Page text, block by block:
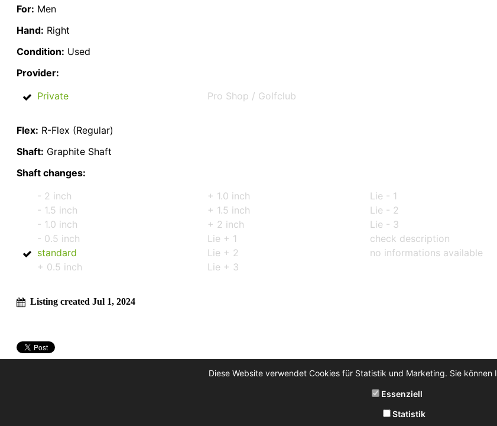
For: Men
Hand: Right
Condition: Used
Provider:
Private
Pro Shop / Golfclub
Flex: R-Flex (Regular)
Shaft: Graphite Shaft
Shaft changes:
- 2 inch
- 1.5 inch
- 1.0 inch
- 0.5 inch
standard
+ 0.5 inch
+ 1.0 inch
+ 1.5 inch
+ 2 inch
Lie + 1
Lie + 2
Lie + 3
Lie - 1
Lie - 2
Lie - 3
check description
no informations available
Listing created Jul 1, 2024
Diese Website verwendet Cookies für Statistik und Marketing. Sie können
Essenziell
Statistik